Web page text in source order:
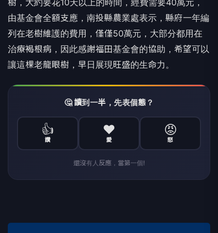
樹，大約要花10天以上的時間，經費需要40萬元，
由基金會全額支應，南投縣農業處表示，縣府一年編
列在老樹維護的費用，僅僅50萬元，大部分都用在
治療褐根病，因此感謝福田基金會的協助，希望可以
讓這棵老龍眼樹，早日展現旺盛的生命力。
🤔 讀到一半，先表個態？
👍
讚
❤️
愛
😡
怒
還沒有人反應，當第一個!